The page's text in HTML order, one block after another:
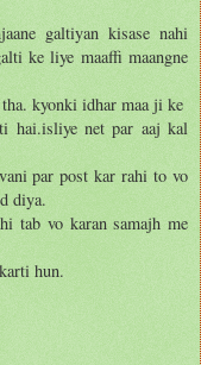
galtiyan kisase nahi
ke liye maaffi maangne
kyonki idhar maa ji ke
hai.isliye net par aaj kal
par post kar rahi to vo
diya.
tab vo karan samajh me
hun.